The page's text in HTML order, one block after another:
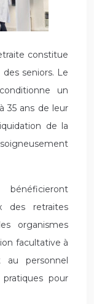
seniors. Le
un
35 ans de leur
de la
bénéficieront
des retraites
organismes
facultative à
au personnel
pratiques pour